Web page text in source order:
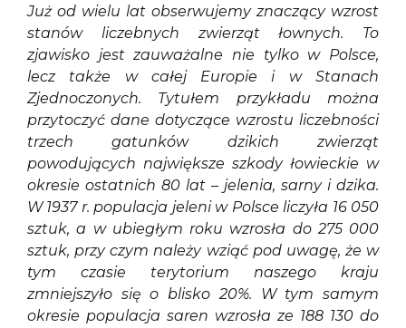
Już od wielu lat obserwujemy znaczący wzrost
stanów liczebnych zwierząt łownych. To
zjawisko jest zauważalne nie tylko w Polsce,
lecz także w całej Europie i w Stanach
Zjednoczonych. Tytułem przykładu można
przytoczyć dane dotyczące wzrostu liczebności
trzech gatunków dzikich zwierząt
powodujących największe szkody łowieckie w
okresie ostatnich 80 lat – jelenia, sarny i dzika.
W 1937 r. populacja jeleni w Polsce liczyła 16 050
sztuk, a w ubiegłym roku wzrosła do 275 000
sztuk, przy czym należy wziąć pod uwagę, że w
tym czasie terytorium naszego kraju
zmniejszyło się o blisko 20%. W tym samym
okresie populacja saren wzrosła ze 188 130 do